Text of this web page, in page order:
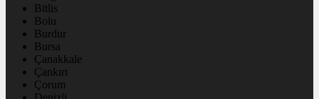
Bitlis
Bolu
Burdur
Bursa
Çanakkale
Çankırı
Çorum